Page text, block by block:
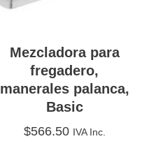
Mezcladora para
fregadero,
manerales palanca,
Basic
$566.50 IVA Inc.